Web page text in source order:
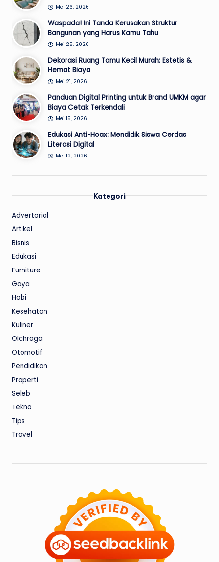
Mei 26, 2026
Waspada! Ini Tanda Kerusakan Struktur
Bangunan yang Harus Kamu Tahu
Mei 25, 2026
Dekorasi Ruang Tamu Kecil Murah: Estetis &
Hemat Biaya
Mei 21, 2026
Panduan Digital Printing untuk Brand UMKM agar
Biaya Cetak Terkendali
Mei 15, 2026
Edukasi Anti-Hoax: Mendidik Siswa Cerdas
Literasi Digital
Mei 12, 2026
Kategori
Advertorial
Artikel
Bisnis
Edukasi
Furniture
Gaya
Hobi
Kesehatan
Kuliner
Olahraga
Otomotif
Pendidikan
Properti
Seleb
Tekno
Tips
Travel